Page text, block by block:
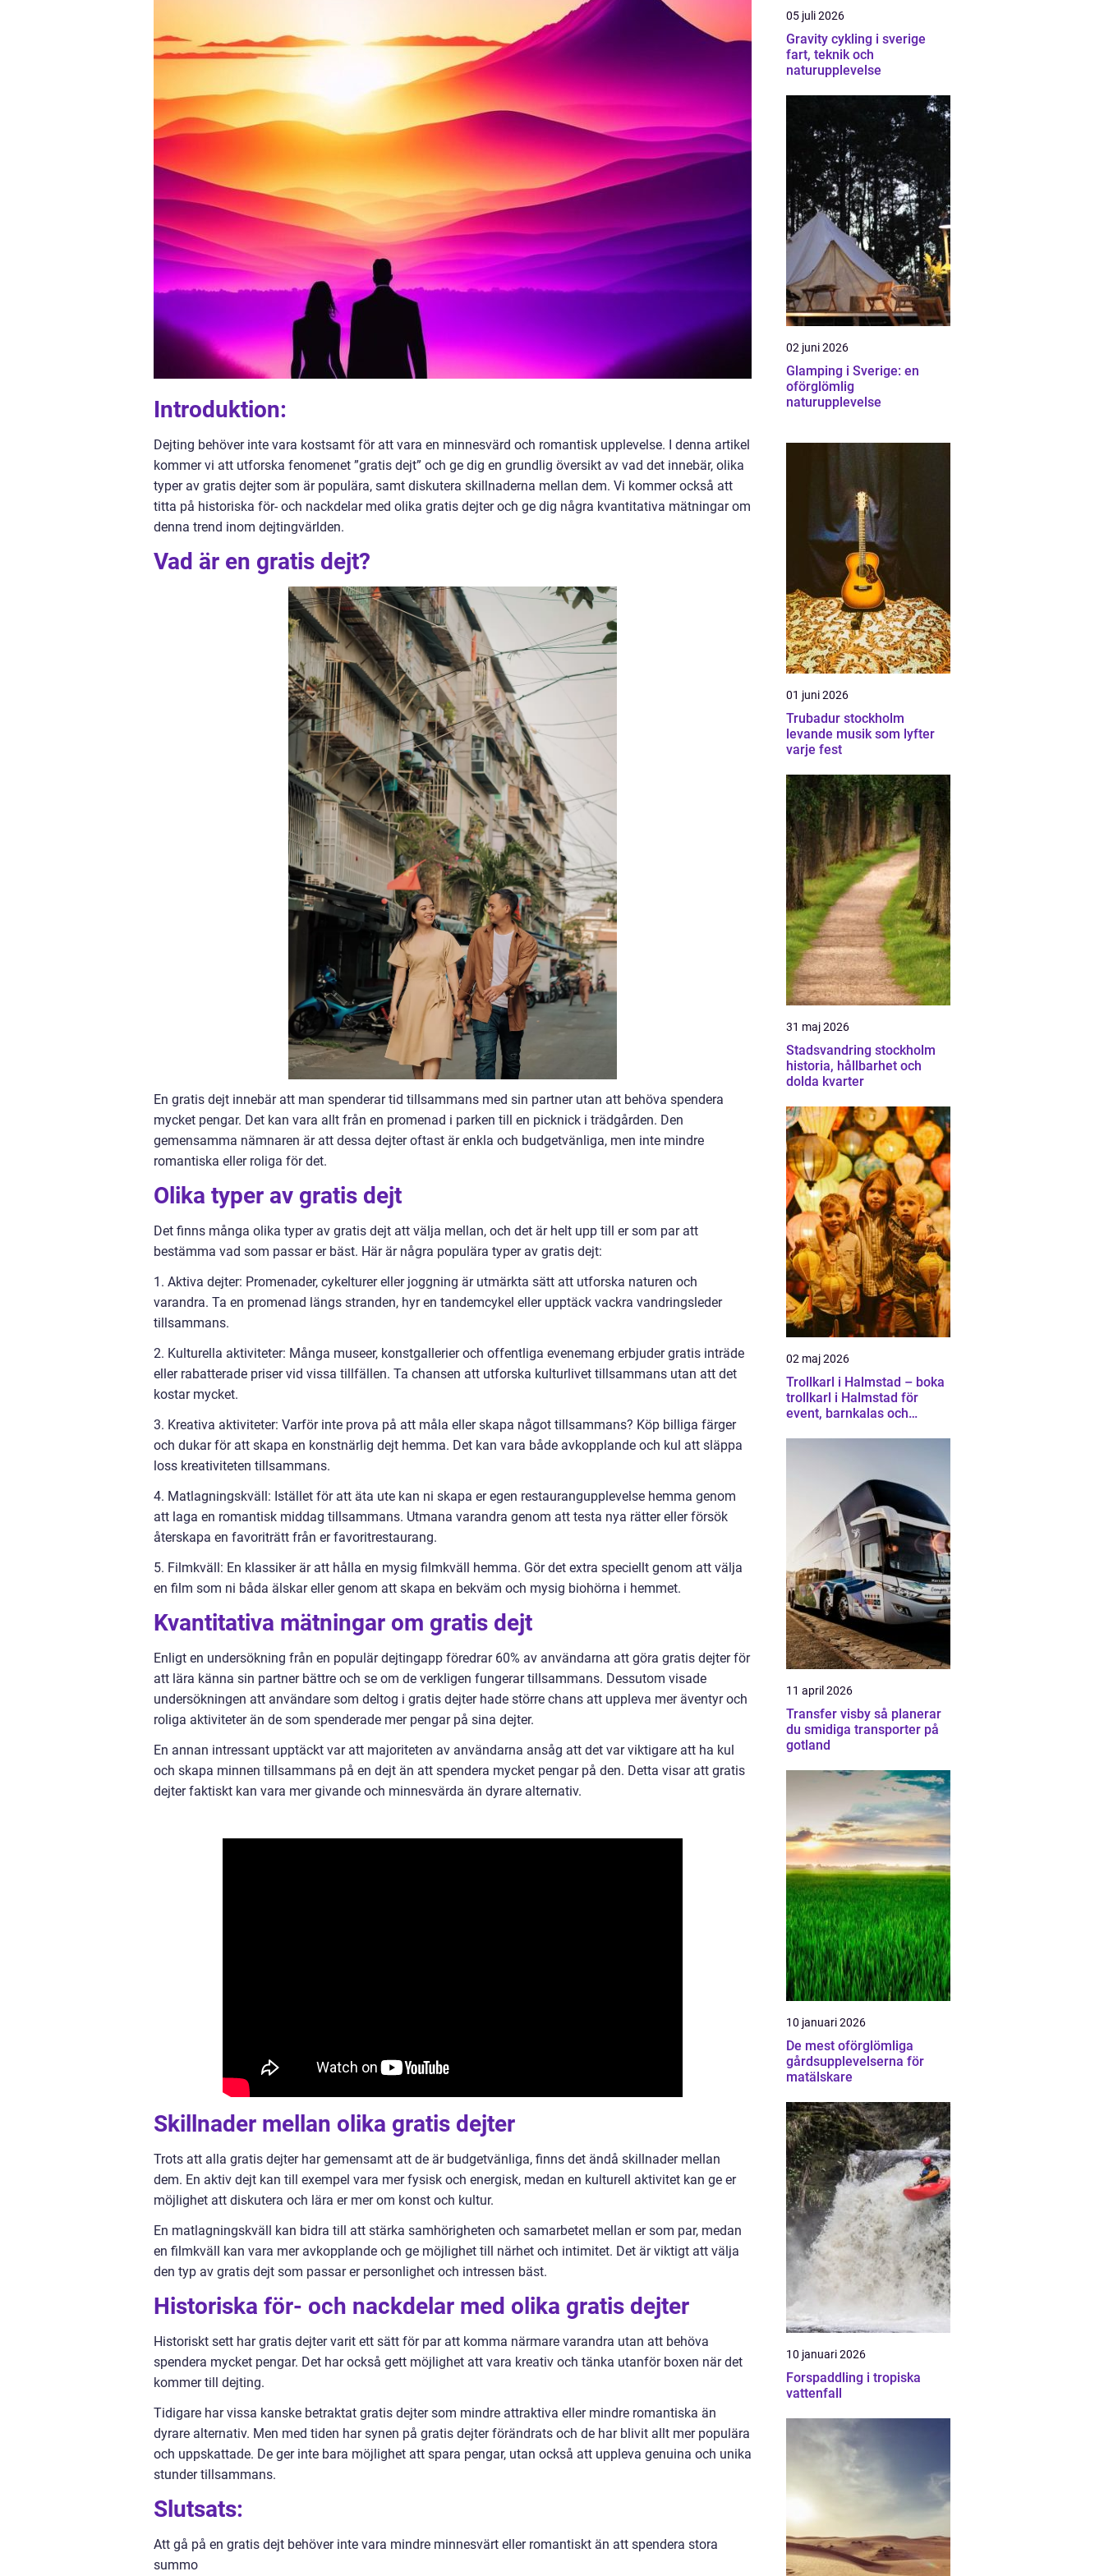
Introduktion:
Dejting behöver inte vara kostsamt för att vara en minnesvärd och romantisk upplevelse. I denna artikel
kommer vi att utforska fenomenet ”gratis dejt” och ge dig en grundlig översikt av vad det innebär, olika
typer av gratis dejter som är populära, samt diskutera skillnaderna mellan dem. Vi kommer också att
titta på historiska för- och nackdelar med olika gratis dejter och ge dig några kvantitativa mätningar om
denna trend inom dejtingvärlden.
Vad är en gratis dejt?
En gratis dejt innebär att man spenderar tid tillsammans med sin partner utan att behöva spendera
mycket pengar. Det kan vara allt från en promenad i parken till en picknick i trädgården. Den
gemensamma nämnaren är att dessa dejter oftast är enkla och budgetvänliga, men inte mindre
romantiska eller roliga för det.
Olika typer av gratis dejt
Det finns många olika typer av gratis dejt att välja mellan, och det är helt upp till er som par att
bestämma vad som passar er bäst. Här är några populära typer av gratis dejt:
1. Aktiva dejter: Promenader, cykelturer eller joggning är utmärkta sätt att utforska naturen och
varandra. Ta en promenad längs stranden, hyr en tandemcykel eller upptäck vackra vandringsleder
tillsammans.
2. Kulturella aktiviteter: Många museer, konstgallerier och offentliga evenemang erbjuder gratis inträde
eller rabatterade priser vid vissa tillfällen. Ta chansen att utforska kulturlivet tillsammans utan att det
kostar mycket.
3. Kreativa aktiviteter: Varför inte prova på att måla eller skapa något tillsammans? Köp billiga färger
och dukar för att skapa en konstnärlig dejt hemma. Det kan vara både avkopplande och kul att släppa
loss kreativiteten tillsammans.
4. Matlagningskväll: Istället för att äta ute kan ni skapa er egen restaurangupplevelse hemma genom
att laga en romantisk middag tillsammans. Utmana varandra genom att testa nya rätter eller försök
återskapa en favoriträtt från er favoritrestaurang.
5. Filmkväll: En klassiker är att hålla en mysig filmkväll hemma. Gör det extra speciellt genom att välja
en film som ni båda älskar eller genom att skapa en bekväm och mysig biohörna i hemmet.
Kvantitativa mätningar om gratis dejt
Enligt en undersökning från en populär dejtingapp föredrar 60% av användarna att göra gratis dejter för
att lära känna sin partner bättre och se om de verkligen fungerar tillsammans. Dessutom visade
undersökningen att användare som deltog i gratis dejter hade större chans att uppleva mer äventyr och
roliga aktiviteter än de som spenderade mer pengar på sina dejter.
En annan intressant upptäckt var att majoriteten av användarna ansåg att det var viktigare att ha kul
och skapa minnen tillsammans på en dejt än att spendera mycket pengar på den. Detta visar att gratis
dejter faktiskt kan vara mer givande och minnesvärda än dyrare alternativ.
Skillnader mellan olika gratis dejter
Trots att alla gratis dejter har gemensamt att de är budgetvänliga, finns det ändå skillnader mellan
dem. En aktiv dejt kan till exempel vara mer fysisk och energisk, medan en kulturell aktivitet kan ge er
möjlighet att diskutera och lära er mer om konst och kultur.
En matlagningskväll kan bidra till att stärka samhörigheten och samarbetet mellan er som par, medan
en filmkväll kan vara mer avkopplande och ge möjlighet till närhet och intimitet. Det är viktigt att välja
den typ av gratis dejt som passar er personlighet och intressen bäst.
Historiska för- och nackdelar med olika gratis dejter
Historiskt sett har gratis dejter varit ett sätt för par att komma närmare varandra utan att behöva
spendera mycket pengar. Det har också gett möjlighet att vara kreativ och tänka utanför boxen när det
kommer till dejting.
Tidigare har vissa kanske betraktat gratis dejter som mindre attraktiva eller mindre romantiska än
dyrare alternativ. Men med tiden har synen på gratis dejter förändrats och de har blivit allt mer populära
och uppskattade. De ger inte bara möjlighet att spara pengar, utan också att uppleva genuina och unika
stunder tillsammans.
Slutsats:
Att gå på en gratis dejt behöver inte vara mindre minnesvärt eller romantiskt än att spendera stora
summo
05 juli 2026
Gravity cykling i sverige
fart, teknik och
naturupplevelse
02 juni 2026
Glamping i Sverige: en
oförglömlig
naturupplevelse
01 juni 2026
Trubadur stockholm
levande musik som lyfter
varje fest
31 maj 2026
Stadsvandring stockholm
historia, hållbarhet och
dolda kvarter
02 maj 2026
Trollkarl i Halmstad – boka
trollkarl i Halmstad för
event, barnkalas och
11 april 2026
Transfer visby så planerar
du smidiga transporter på
gotland
10 januari 2026
De mest oförglömliga
gårdsupplevelserna för
matälskare
10 januari 2026
Forspaddling i tropiska
vattenfall